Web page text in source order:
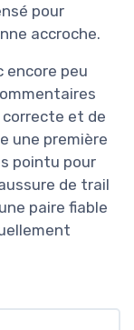
pour
accroche.
encore peu
et de
une première
pointu pour
de trail
paire fiable